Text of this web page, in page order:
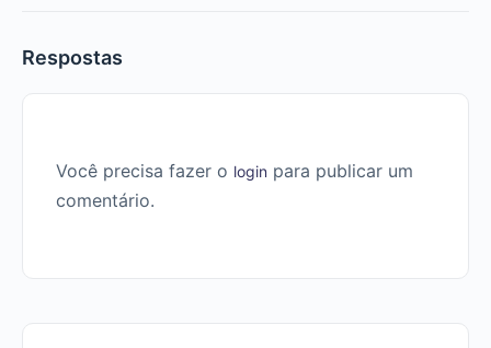
Respostas
Você precisa fazer o login para publicar um
comentário.